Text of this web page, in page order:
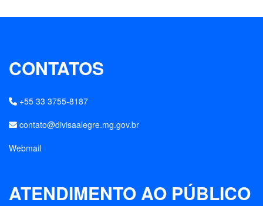
CONTATOS
+55 33 3755-8187
contato@divisaalegre.mg.gov.br
Webmail
ATENDIMENTO AO PÚBLICO